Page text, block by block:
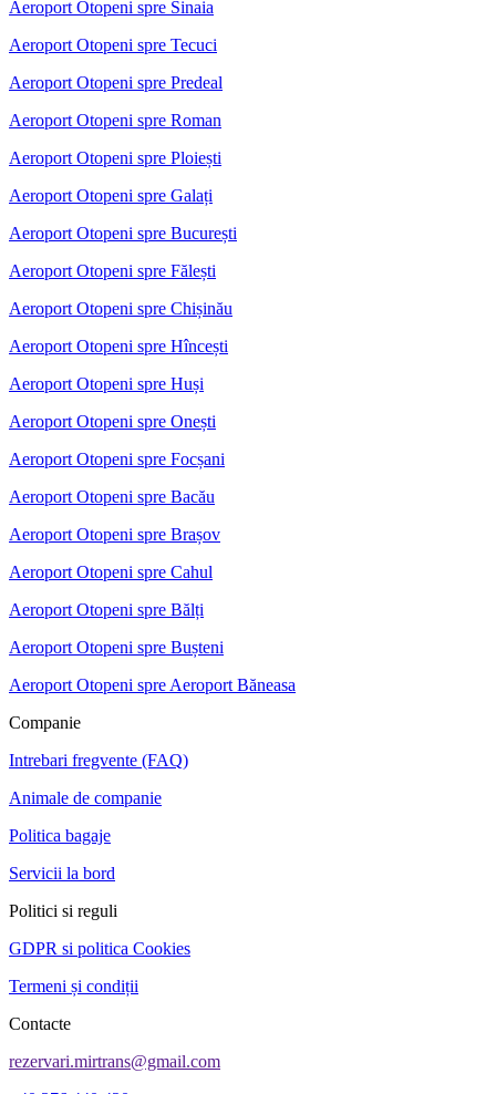
Aeroport Otopeni spre Sinaia
Aeroport Otopeni spre Tecuci
Aeroport Otopeni spre Predeal
Aeroport Otopeni spre Roman
Aeroport Otopeni spre Ploiești
Aeroport Otopeni spre Galați
Aeroport Otopeni spre București
Aeroport Otopeni spre Fălești
Aeroport Otopeni spre Chișinău
Aeroport Otopeni spre Hîncești
Aeroport Otopeni spre Huși
Aeroport Otopeni spre Onești
Aeroport Otopeni spre Focșani
Aeroport Otopeni spre Bacău
Aeroport Otopeni spre Brașov
Aeroport Otopeni spre Cahul
Aeroport Otopeni spre Bălți
Aeroport Otopeni spre Bușteni
Aeroport Otopeni spre Aeroport Băneasa
Companie
Intrebari fregvente (FAQ)
Animale de companie
Politica bagaje
Servicii la bord
Politici si reguli
GDPR si politica Cookies
Termeni și condiții
Contacte
rezervari.mirtrans@gmail.com